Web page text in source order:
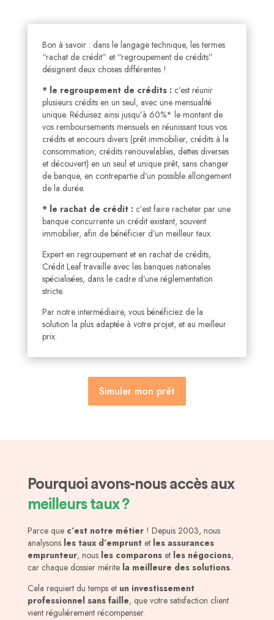
Bon à savoir : dans le langage technique, les termes
“rachat de crédit” et “regroupement de crédits”
désignent deux choses différentes !
* le regroupement de crédits : c’est réunir
plusieurs crédits en un seul, avec une mensualité
unique. Réduisez ainsi jusqu’à 60%* le montant de
vos remboursements mensuels en réunissant tous vos
crédits et encours divers (prêt immobilier, crédits à la
consommation, crédits renouvelables, dettes diverses
et découvert) en un seul et unique prêt, sans changer
de banque, en contrepartie d’un possible allongement
de la durée.
* le rachat de crédit : c’est faire racheter par une
banque concurrente un crédit existant, souvent
immobilier, afin de bénéficier d’un meilleur taux.
Expert en regroupement et en rachat de crédits,
Crédit Leaf travaille avec les banques nationales
spécialisées, dans le cadre d’une réglementation
stricte.
Par notre intermédiaire, vous bénéficiez de la
solution la plus adaptée à votre projet, et au meilleur
prix.
Simuler mon prêt
Pourquoi avons-nous accès aux
meilleurs taux ?
Parce que c’est notre métier! Depuis 2003, nous
analysons les taux d’empruntet les assurances
emprunteur, nous les comparonset les négocions,
car chaque dossier mérite la meilleure des solutions.
Cela requiert du temps etun investissement
professionnel sans faille, que votre satisfaction client
vient régulièrement récompenser.